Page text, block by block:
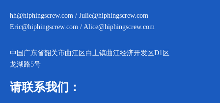
hh@hiphingscrew.com / Julie@hiphingscrew.com
Eric@hiphingscrew.com / Alice@hiphingscrew.com
中国广东省韶关市曲江区白土镇曲江经济开发区D1区
龙湖路5号
请联系我们：